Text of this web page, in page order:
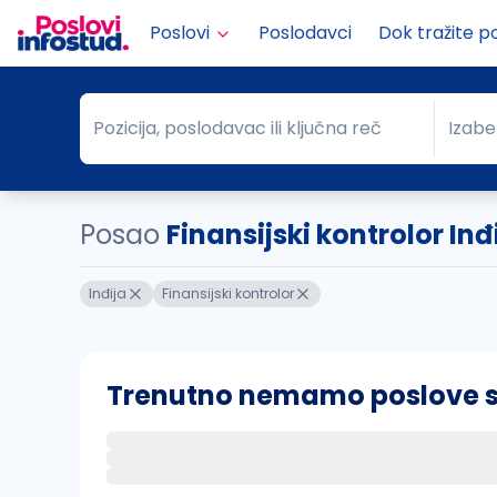
Poslovi Poslodavci Dok tražite
Pozicija, poslodavac ili ključna reč
Pozicija, poslodavac ili ključna reč Grad
Posao Finansijski kontrolor
Inđija Finansijski kontrolor
Trenutno nemamo poslove